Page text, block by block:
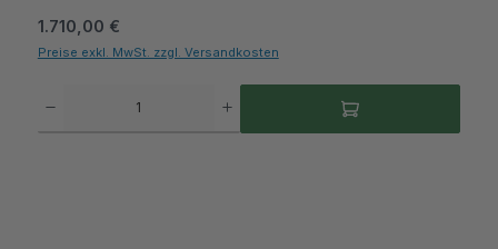
Metrology
Regulärer Preis:
1.710,00 €
Preise exkl. MwSt. zzgl. Versandkosten